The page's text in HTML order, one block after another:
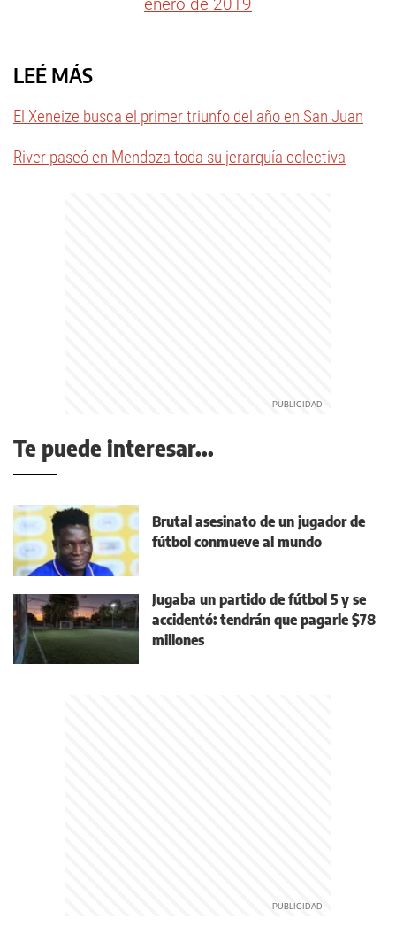
LEÉ MÁS
El Xeneize busca el primer triunfo del año en San Juan
River paseó en Mendoza toda su jerarquía colectiva
Te puede interesar...
Brutal asesinato de un jugador de
fútbol conmueve al mundo
Jugaba un partido de fútbol 5 y se
accidentó: tendrán que pagarle $78
millones